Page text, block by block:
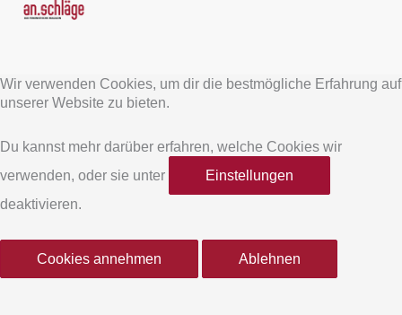
a
e
b
o
o
Wir verwenden Cookies, um dir die bestmögliche Erfahrung auf
unserer Website zu bieten.
Du kannst mehr darüber erfahren, welche Cookies wir
verwenden, oder sie unter
Einstellungen
deaktivieren.
Cookies annehmen Ablehnen